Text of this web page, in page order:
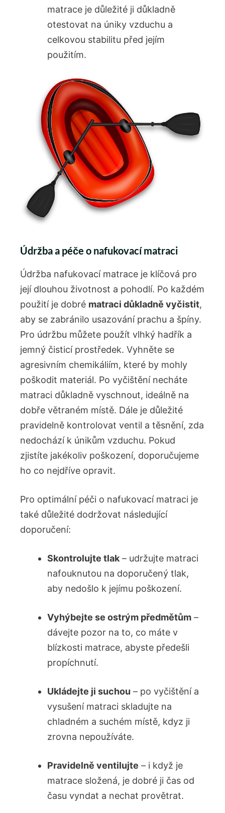
matrace je důležité ji důkladně
otestovat na úniky vzduchu a
celkovou stabilitu před jejím
použitím.
Údržba a péče o nafukovací matraci
Údržba nafukovací matrace je klíčová pro
její dlouhou životnost a pohodlí. Po každém
použití je dobré matraci důkladně vyčistit,
aby se zabránilo usazování prachu a špíny.
Pro údržbu můžete použít vlhký hadřík a
jemný čisticí prostředek. Vyhněte se
agresivním chemikáliím, které by mohly
poškodit materiál. Po vyčištění necháte
matraci důkladně vyschnout, ideálně na
dobře větraném místě. Dále je důležité
pravidelně kontrolovat ventil a těsnění, zda
nedochází k únikům vzduchu. Pokud
zjistíte jakékoliv poškození, doporučujeme
ho co nejdříve opravit.
Pro optimální péči o nafukovací matraci je
také důležité dodržovat následující
doporučení:
Skontrolujte tlak – udržujte matraci
nafouknutou na doporučený tlak,
aby nedošlo k jejímu poškození.
Vyhýbejte se ostrým předmětům –
dávejte pozor na to, co máte v
blízkosti matrace, abyste předešli
propíchnutí.
Ukládejte ji suchou – po vyčištění a
vysušení matraci skladujte na
chladném a suchém místě, kdyz ji
zrovna nepoužíváte.
Pravidelně ventilujte – i když je
matrace složená, je dobré ji čas od
času vyndat a nechat provětrat.